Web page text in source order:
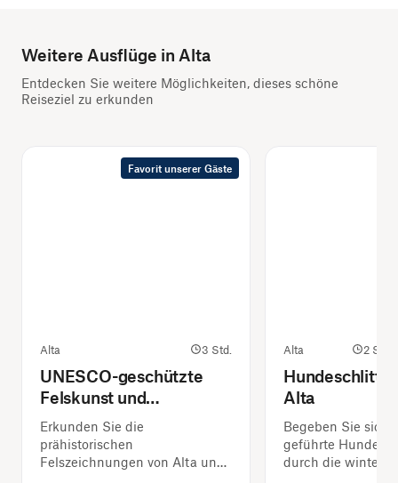
Weitere Ausflüge in Alta
Entdecken Sie weitere Möglichkeiten, dieses schöne
Reiseziel zu erkunden
Favorit unserer Gäste
Alta 3 Std.
UNESCO-geschützte
Felskunst und
Nordlichtkathedrale
Erkunden Sie die
prähistorischen
Felszeichnungen von Alta und
Alta 2
Alta
Begeben Sie sich
geführte
durch die